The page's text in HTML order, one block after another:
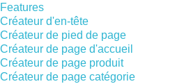
Features
Créateur d'en-tête
Créateur de pied de page
Créateur de page d'accueil
Créateur de page produit
Créateur de page catégorie